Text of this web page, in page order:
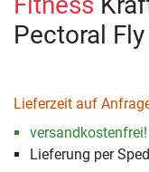
Pectoral Fly
Lieferzeit auf
versandkostenfrei!
Lieferung per